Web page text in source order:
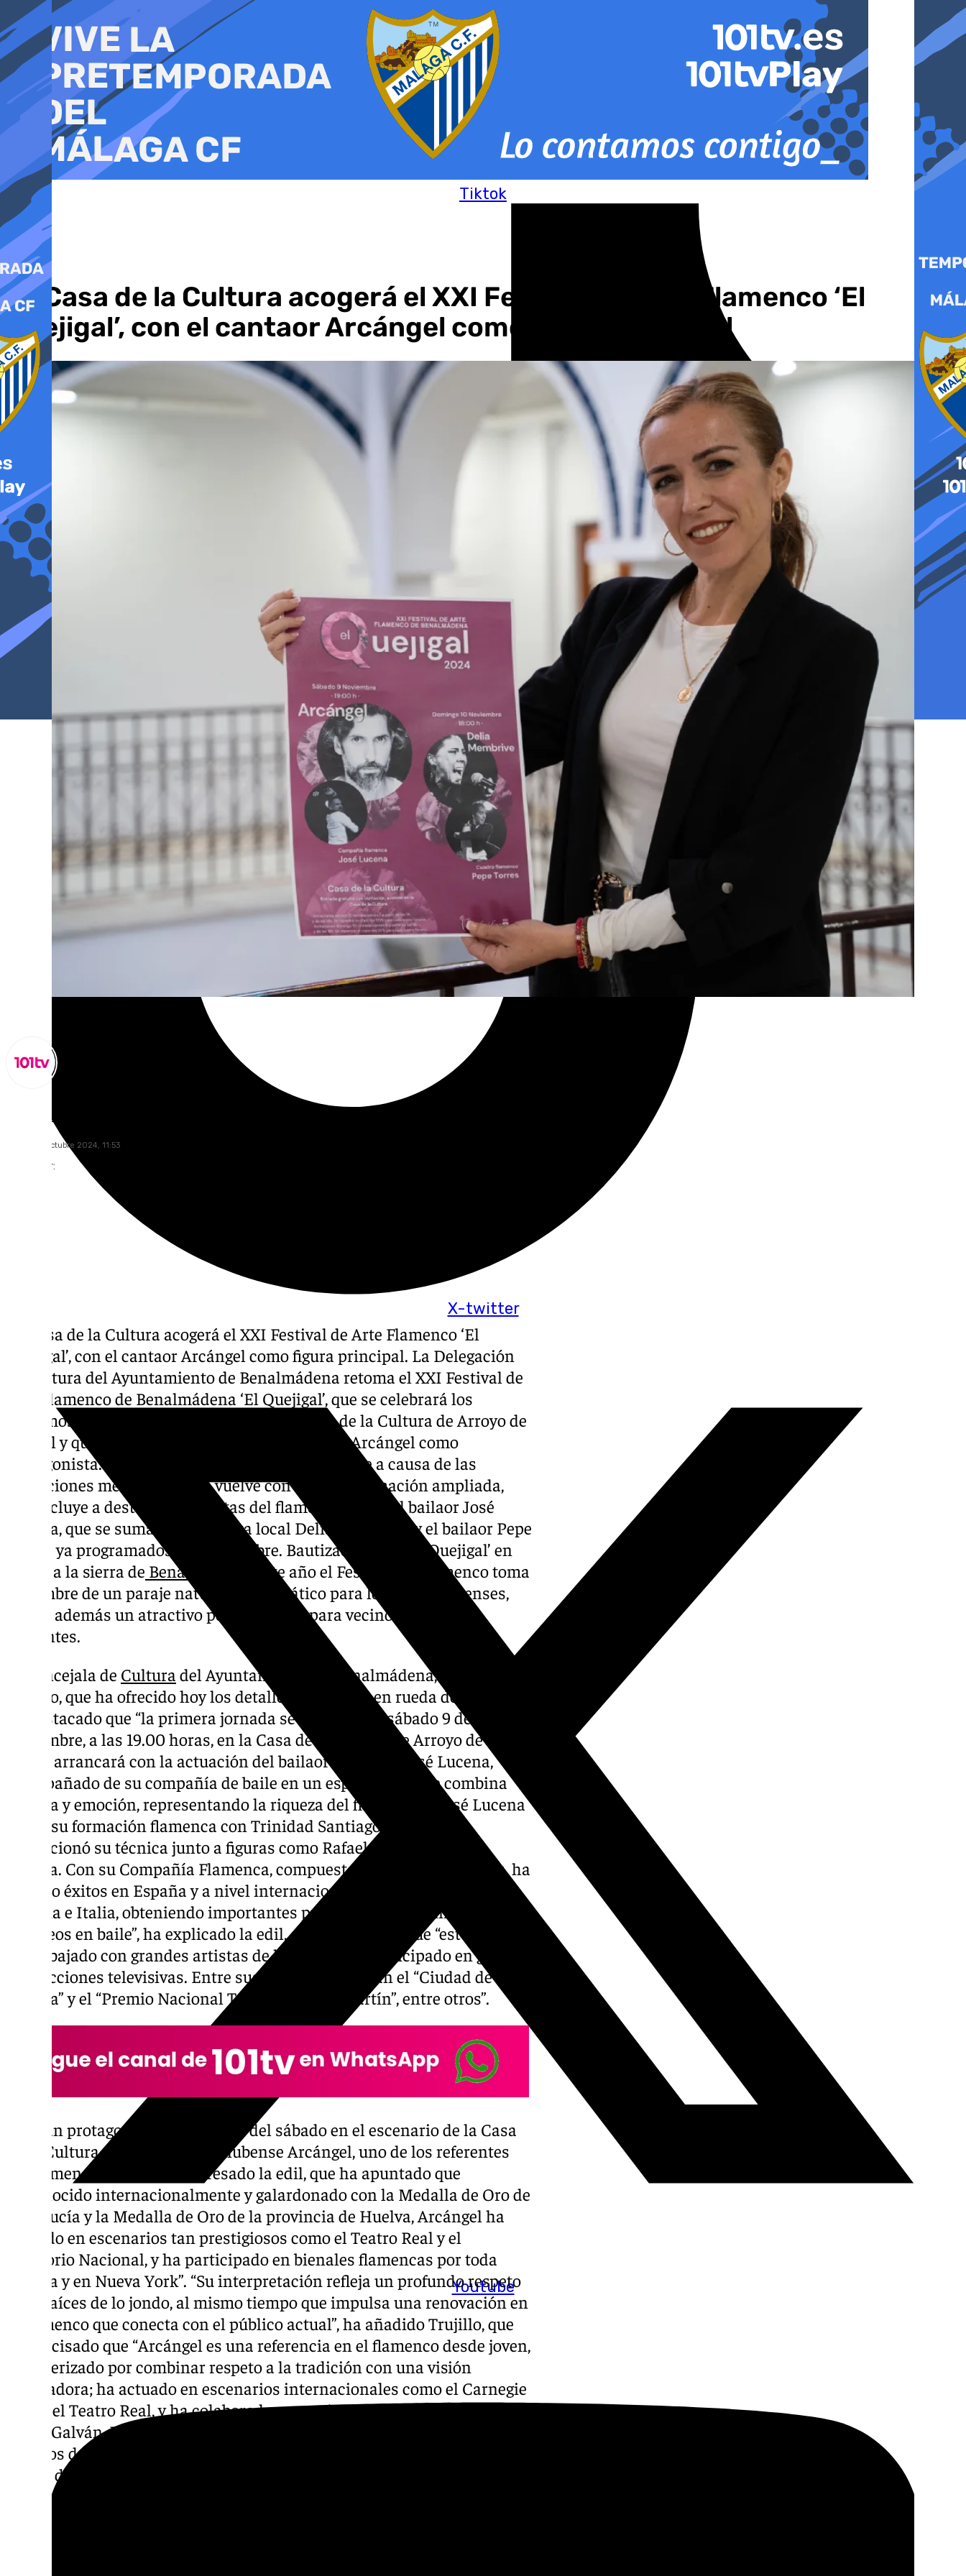
al
contenido
Tiktok
X-twitter
Youtube
La Casa de la Cultura acogerá el XXI Festival de Arte Flamenco ‘El
Quejigal’, con el cantaor Arcángel como figura principal
Lynx Devs
jueves, 31 octubre 2024, 11:53
Compartir:
La Casa de la Cultura acogerá el XXI Festival de Arte Flamenco ‘El
Quejigal’, con el cantaor Arcángel como figura principal. La Delegación
de Cultura del Ayuntamiento de Benalmádena retoma el XXI Festival de
Arte Flamenco de Benalmádena ‘El Quejigal’, que se celebrará los
próximos días 9 y 10 de noviembre, en la Casa de la Cultura de Arroyo de
la Miel y que contará con el prestigioso cantaor Arcángel como
protagonista. Este festival, aplazado en septiembre a causa de las
condiciones meteorológicas, vuelve con una programación ampliada,
que incluye a destacados artistas del flamenco, como el bailaor José
Lucena, que se suma a la cantaora local Delia Membrive y el bailaor Pepe
Torres ya programados en septiembre. Bautizado como ‘El Quejigal’ en
honor a la sierra de Benalmádena
, este año el Festival de Flamenco toma
el nombre de un paraje natural emblemático para los benalmadenses,
que es además un atractivo popular tanto para vecinos como para
visitantes.
La concejala de Cultura del Ayuntamiento de Benalmádena, Jésica
Trujillo, que ha ofrecido hoy los detalles del evento en rueda de prensa,
ha destacado que “la primera jornada se celebrará el sábado 9 de
noviembre, a las 19.00 horas, en la Casa de la Cultura de Arroyo de la
Miel y arrancará con la actuación del bailaor cordobés José Lucena,
acompañado de su compañía de baile en un espectáculo que combina
técnica y emoción, representando la riqueza del flamenco”. “José Lucena
inició su formación flamenca con Trinidad Santiago y La Lupi, y
perfeccionó su técnica junto a figuras como Rafael Amargo y Rocío
Molina. Con su Compañía Flamenca, compuesta por jóvenes talentos, ha
logrado éxitos en España y a nivel internacional en países como China,
Francia e Italia, obteniendo importantes premios y reconocimientos
europeos en baile”, ha explicado la edil, que ha añadido que “este bailaor
ha trabajado con grandes artistas de la copla y ha participado en giras y
producciones televisivas. Entre sus premios destacan el “Ciudad de
Málaga” y el “Premio Nacional Tanguillos Villamartín”, entre otros”.
“El gran protagonista de la noche del sábado en el escenario de la Casa
de la Cultura será el cantaor onubense Arcángel, uno de los referentes
del flamenco actual”, ha expresado la edil, que ha apuntado que
“reconocido internacionalmente y galardonado con la Medalla de Oro de
Andalucía y la Medalla de Oro de la provincia de Huelva, Arcángel ha
actuado en escenarios tan prestigiosos como el Teatro Real y el
Auditorio Nacional, y ha participado en bienales flamencas por toda
Europa y en Nueva York”. “Su interpretación refleja un profundo respeto
a las raíces de lo jondo, al mismo tiempo que impulsa una renovación en
el flamenco que conecta con el público actual”, ha añadido Trujillo, que
ha precisado que “Arcángel es una referencia en el flamenco desde joven,
caracterizado por combinar respeto a la tradición con una visión
innovadora; ha actuado en escenarios internacionales como el Carnegie
Hall y el Teatro Real, y ha colaborado con artistas de renombre como
Israel Galván, Estrella Morente y las Nuevas Voces Búlgaras”. Entre sus
trabajos destacados se encuentran Tablao (2015) y Al Este del Cante
(2018), disco que le valió un Grammy Latino.